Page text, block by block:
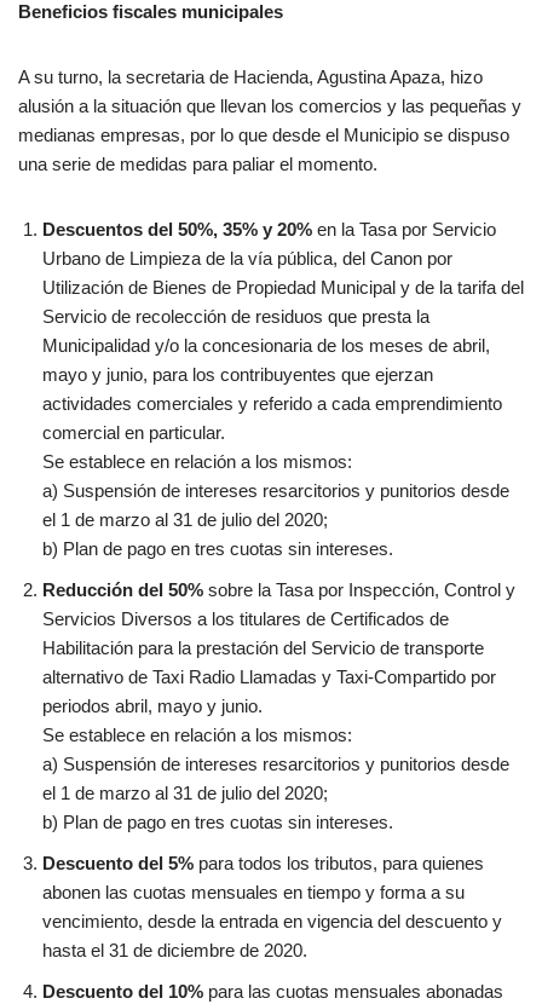
Beneficios fiscales municipales
A su turno, la secretaria de Hacienda, Agustina Apaza, hizo
alusión a la situación que llevan los comercios y las pequeñas y
medianas empresas, por lo que desde el Municipio se dispuso
una serie de medidas para paliar el momento.
Descuentos del 50%, 35% y 20% en la Tasa por Servicio
Urbano de Limpieza de la vía pública, del Canon por
Utilización de Bienes de Propiedad Municipal y de la tarifa del
Servicio de recolección de residuos que presta la
Municipalidad y/o la concesionaria de los meses de abril,
mayo y junio, para los contribuyentes que ejerzan
actividades comerciales y referido a cada emprendimiento
comercial en particular.
Se establece en relación a los mismos:
a) Suspensión de intereses resarcitorios y punitorios desde
el 1 de marzo al 31 de julio del 2020;
b) Plan de pago en tres cuotas sin intereses.
Reducción del 50% sobre la Tasa por Inspección, Control y
Servicios Diversos a los titulares de Certificados de
Habilitación para la prestación del Servicio de transporte
alternativo de Taxi Radio Llamadas y Taxi-Compartido por
periodos abril, mayo y junio.
Se establece en relación a los mismos:
a) Suspensión de intereses resarcitorios y punitorios desde
el 1 de marzo al 31 de julio del 2020;
b) Plan de pago en tres cuotas sin intereses.
Descuento del 5% para todos los tributos, para quienes
abonen las cuotas mensuales en tiempo y forma a su
vencimiento, desde la entrada en vigencia del descuento y
hasta el 31 de diciembre de 2020.
Descuento del 10% para las cuotas mensuales abonadas